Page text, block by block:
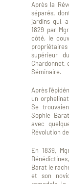
Après la
séparés,
jardins qui,
1829 par
côté, le
supérieur
Chardonnet,
Séminaire.
Après
un
Se
Sophie
avec
Révolution
En 1839,
Barat le
et son